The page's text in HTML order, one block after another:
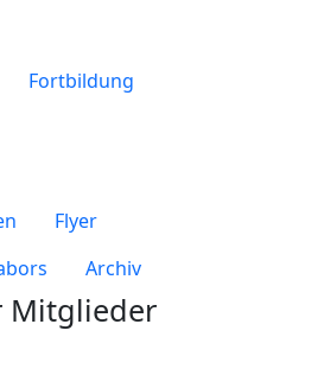
Fortbildung
Flyer
Archiv
Mitglieder